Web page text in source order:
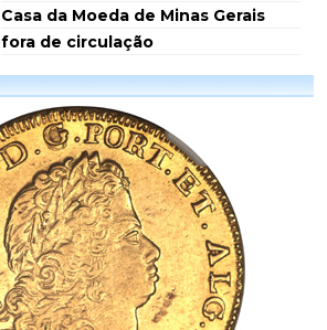
Casa da Moeda de Minas Gerais
fora de circulação